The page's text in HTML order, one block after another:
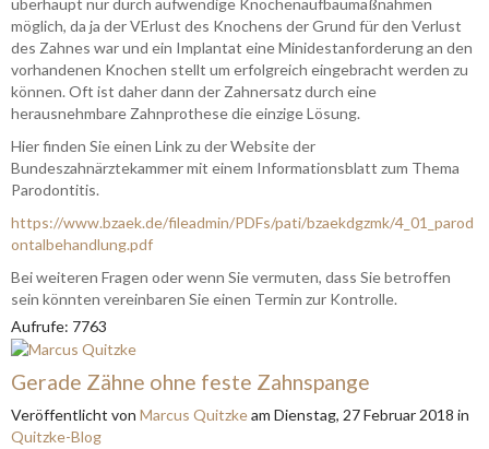
überhaupt nur durch aufwendige Knochenaufbaumaßnahmen
möglich, da ja der VErlust des Knochens der Grund für den Verlust
des Zahnes war und ein Implantat eine Minidestanforderung an den
vorhandenen Knochen stellt um erfolgreich eingebracht werden zu
können. Oft ist daher dann der Zahnersatz durch eine
herausnehmbare Zahnprothese die einzige Lösung.
Hier finden Sie einen Link zu der Website der
Bundeszahnärztekammer mit einem Informationsblatt zum Thema
Parodontitis.
https://www.bzaek.de/fileadmin/PDFs/pati/bzaekdgzmk/4_01_parod
ontalbehandlung.pdf
Bei weiteren Fragen oder wenn Sie vermuten, dass Sie betroffen
sein könnten vereinbaren Sie einen Termin zur Kontrolle.
Aufrufe: 7763
Gerade Zähne ohne feste Zahnspange
Veröffentlicht von Marcus Quitzkeam Dienstag, 27 Februar 2018 in
Quitzke-Blog